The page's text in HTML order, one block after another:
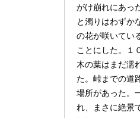
がけ崩れにあっ
と濁りはわずか
の花が咲いてい
ことにした。１
木の葉はまだ濡
た。峠までの道
場所があった。
れ、まさに絶景